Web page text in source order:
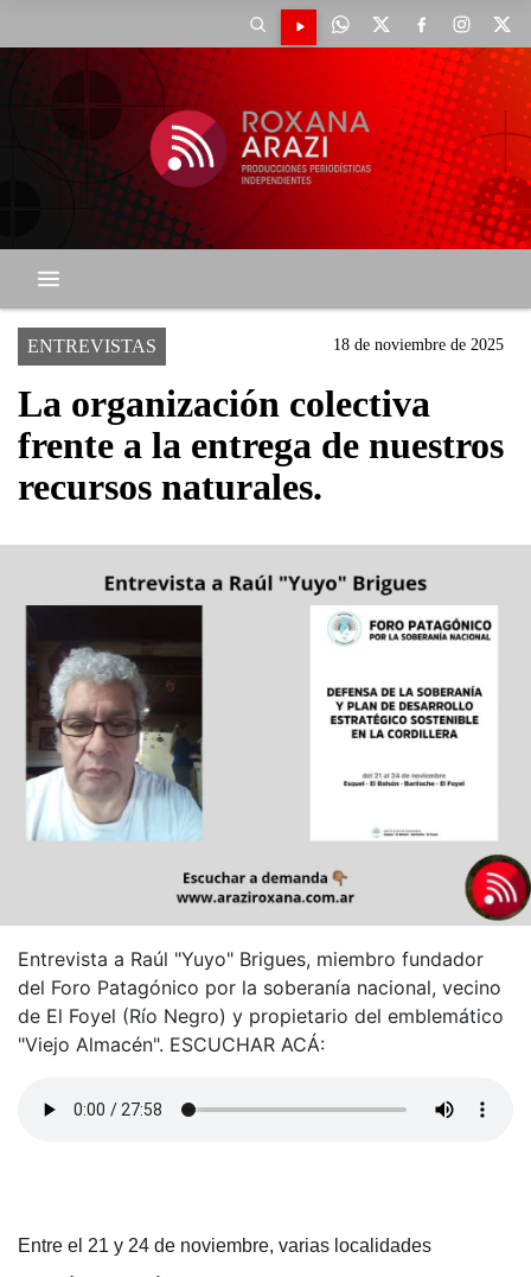
ENTREVISTAS 18 de noviembre de 2025
La organización colectiva
frente a la entrega de nuestros
recursos naturales.
Entrevista a Raúl "Yuyo" Brigues, miembro fundador
del Foro Patagónico por la soberanía nacional, vecino
de El Foyel (Río Negro) y propietario del emblemático
"Viejo Almacén". ESCUCHAR ACÁ:
Entre el 21 y 24 de noviembre, varias localidades